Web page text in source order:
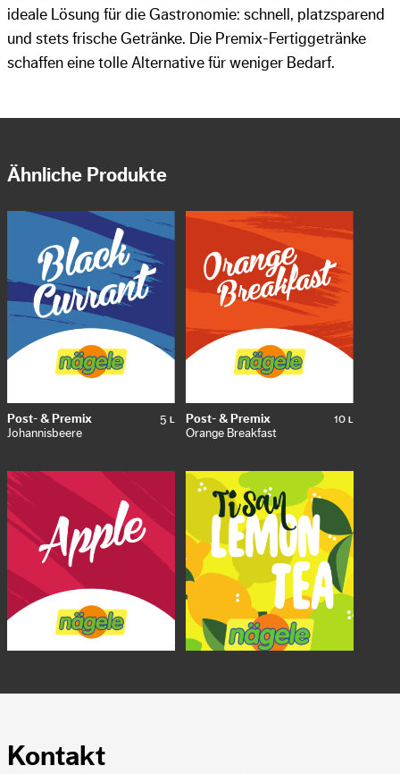
ideale Lösung für die Gastronomie: schnell, platzsparend
und stets frische Getränke. Die Premix-Fertiggetränke
schaffen eine tolle Alternative für weniger Bedarf.
Ähnliche Produkte
Post- & Premix 5 L
Johannisbeere
Post- & Premix 10 L
Orange Breakfast
Apfel Scool Zitronentee
Kontakt